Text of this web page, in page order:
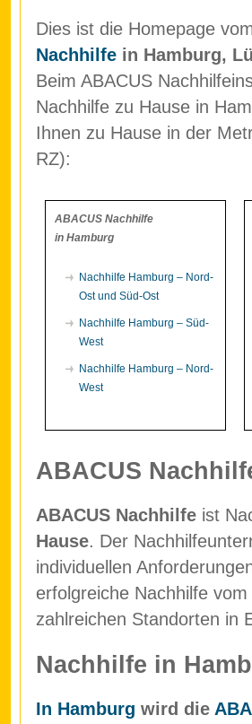
Dies ist die Homepage
Nachhilfe in Hamburg,
Beim ABACUS
Nachhilfe zu Hause in
Ihnen zu Hause in der
RZ):
ABACUS Nachhilfe
in Hamburg
Nachhilfe Hamburg – Nord-
Ost und Süd-Ost
Nachhilfe Hamburg – Süd-
West
Nachhilfe Hamburg – Nord-
West
ABACUS
ABACUS Nachhilfe ist
Hause. Der
individuellen
erfolgreiche Nachhilfe
zahlreichen Standorten in
Nachhilfe in
In Hamburg wird die